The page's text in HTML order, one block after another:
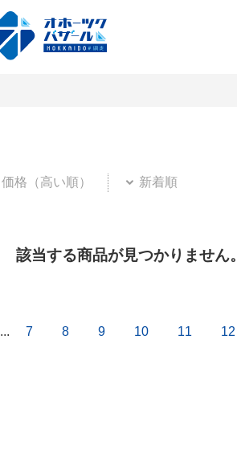
価格（高い順） 新着順
該当する商品が見つかりません。
... 7 8 9 10 11 12